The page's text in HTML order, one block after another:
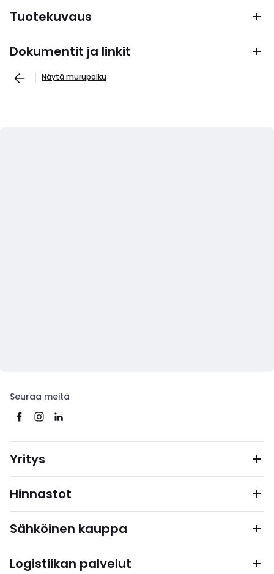
Tuotekuvaus
Dokumentit ja linkit
Näytä murupolku
Seuraa meitä
Yritys
Hinnastot
Sähköinen kauppa
Logistiikan palvelut